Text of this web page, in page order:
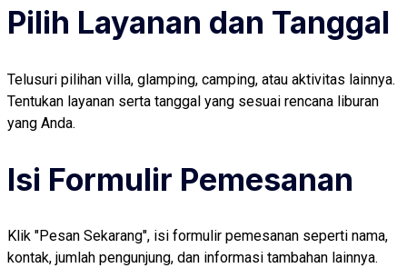
Pilih Layanan dan Tanggal
Telusuri pilihan villa, glamping, camping, atau aktivitas lainnya.
Tentukan layanan serta tanggal yang sesuai rencana liburan
yang Anda.
Isi Formulir Pemesanan
Klik "Pesan Sekarang", isi formulir pemesanan seperti nama,
kontak, jumlah pengunjung, dan informasi tambahan lainnya.